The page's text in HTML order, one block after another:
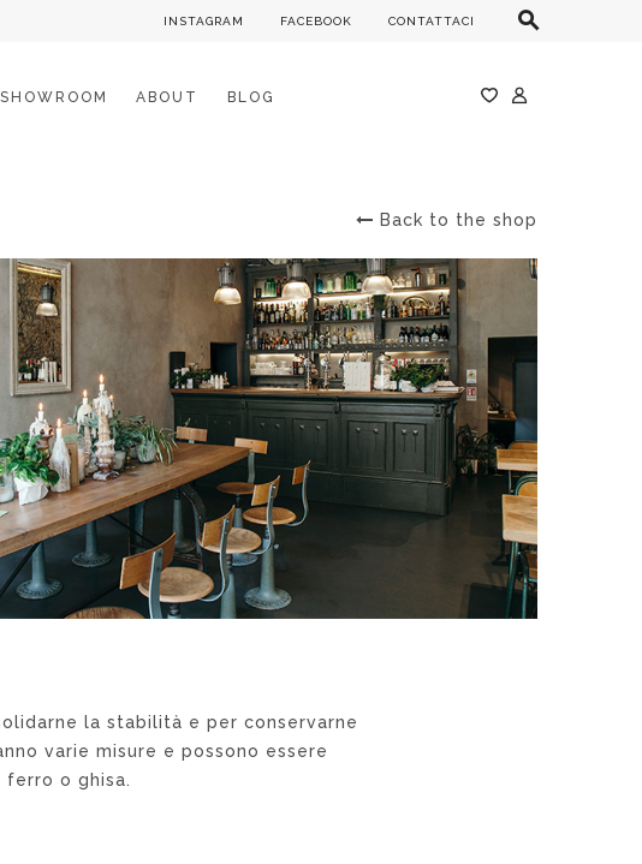
INSTAGRAM FACEBOOK CONTATTACI
SHOWROOM ABOUT BLOG
Back to the shop
la stabilità e per conservarne
varie misure e possono essere
o ghisa.